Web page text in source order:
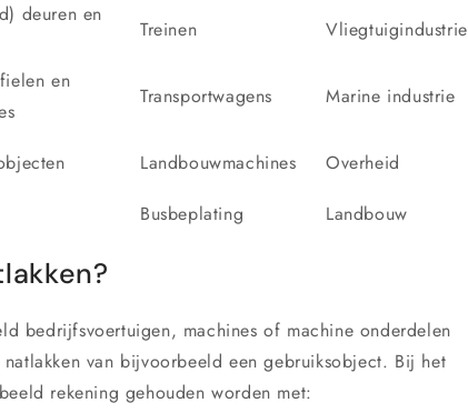
deuren en
Treinen Vliegtuigindustrie
en
Transportwagens
Marine industrie
Landbouwmachines
Overheid
Busbeplating Landbouw
bedrijfsvoertuigen, machines of machine onderdelen
van bijvoorbeeld een gebruiksobject. Bij het
rekening gehouden worden met: